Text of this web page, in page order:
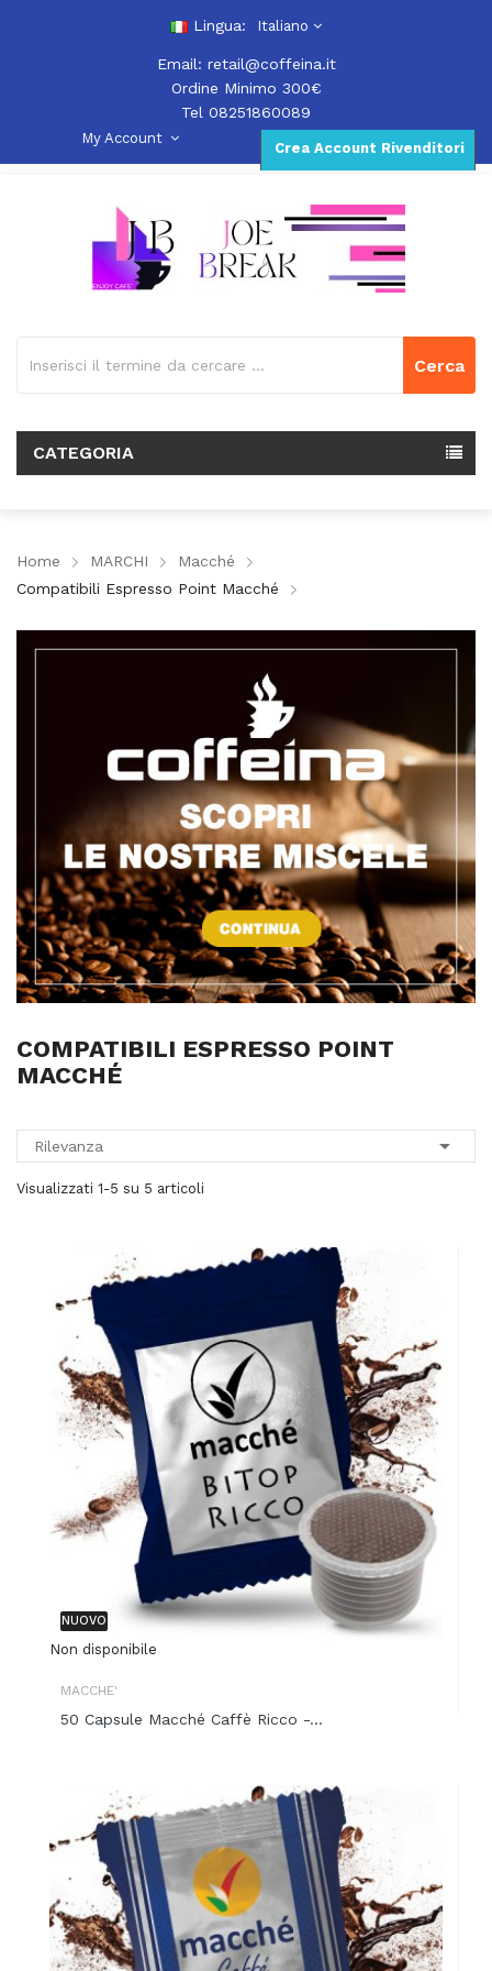
Lingua: Italiano
Email: retail@coffeina.it
Ordine Minimo 300€
Tel 08251860089
Crea Account Rivenditori
My Account
Cerca
CATEGORIA
Home MARCHI
Macché
Compatibili Espresso Point Macché
COMPATIBILI ESPRESSO POINT
MACCHÉ
Rilevanza 
Visualizzati 1-5 su 5 articoli
NUOVO
Non disponibile
MACCHE'
50 Capsule Macché Caffè Ricco -...